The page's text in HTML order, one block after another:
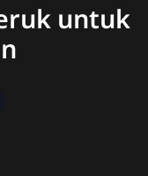
untuk